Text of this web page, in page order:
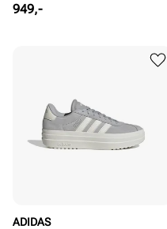
Pris
949,-
ADIDAS